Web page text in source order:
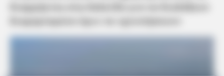
διαρρήκτες στη Χαλκίδα για να διαλέξουν